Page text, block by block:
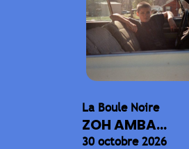
La Boule Noire
ZOH AMBA...
30 octobre 2026